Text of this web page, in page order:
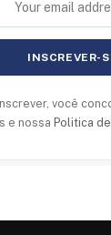
você
e nossa Politica